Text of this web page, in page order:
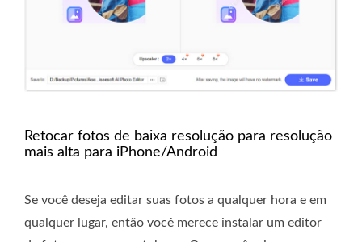
Retocar fotos de baixa resolução para resolução
mais alta para iPhone/Android
Se você deseja editar suas fotos a qualquer hora e em
qualquer lugar, então você merece instalar um editor